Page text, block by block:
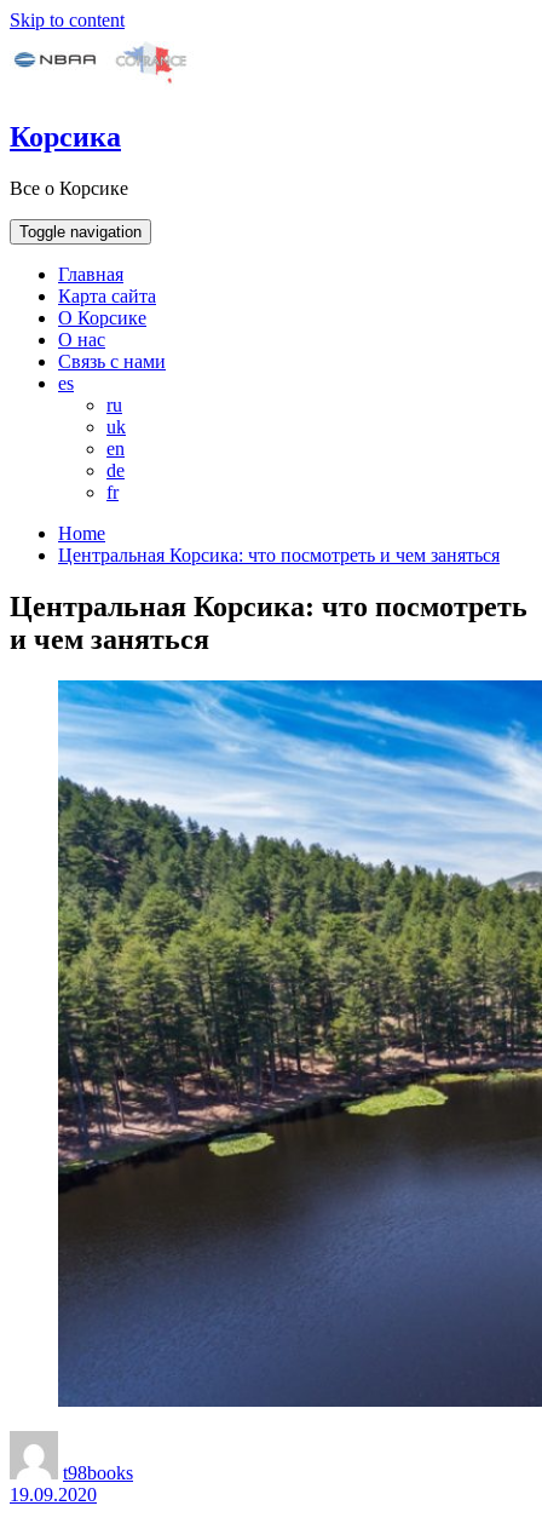
Skip to content
Корсика
Все о Корсике
Toggle navigation
Главная
Карта сайта
О Корсике
О нас
Связь с нами
es
ru
uk
en
de
fr
Home
Центральная Корсика: что посмотреть и чем заняться
Центральная Корсика: что посмотреть
и чем заняться
t98books
19.09.2020